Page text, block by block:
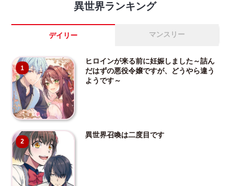
異世界ランキング
デイリー マンスリー
1
ヒロインが来る前に妊娠しました～詰ん
だはずの悪役令嬢ですが、どうやら違う
ようです～
2
異世界召喚は二度目です